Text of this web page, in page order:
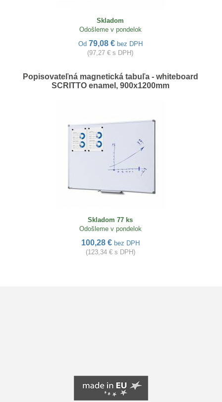
Skladom
Odošleme v pondelok
Od 79,08 € bez DPH
(97,27 € s DPH)
Popisovateľná magnetická tabuľa - whiteboard
SCRITTO enamel, 900x1200mm
Skladom 77 ks
Odošleme v pondelok
100,28 € bez DPH
(123,34 € s DPH)